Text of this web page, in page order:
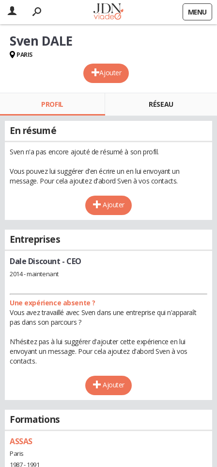
MENU
Ajouter
Sven DALE
PARIS
PROFIL RÉSEAU
En résumé
Sven n'a pas encore ajouté de résumé à son profil.
Vous pouvez lui suggérer d'en écrire un en lui envoyant un
message. Pour cela ajoutez d'abord Sven à vos contacts.
Ajouter
Entreprises
Dale Discount - CEO
2014 - maintenant
Une expérience absente ?
Vous avez travaillé avec Sven dans une entreprise qui n'apparaît
pas dans son parcours ?
N'hésitez pas à lui suggérer d'ajouter cette expérience en lui
envoyant un message. Pour cela ajoutez d'abord Sven à vos
contacts.
Ajouter
Formations
ASSAS
Paris
1987 - 1991